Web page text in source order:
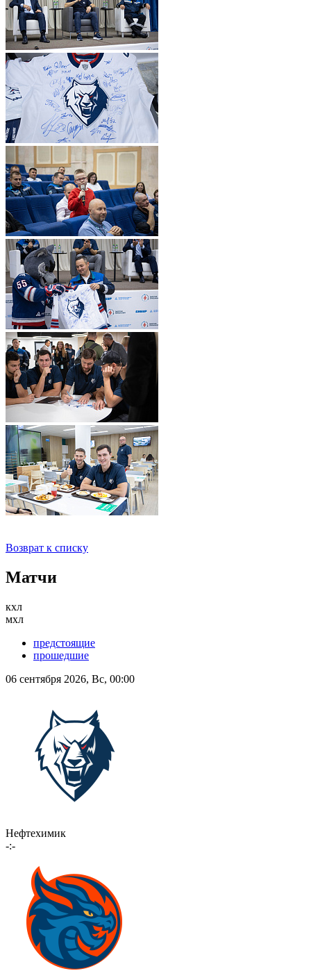
Возврат к списку
Матчи
кхл
мхл
предстоящие
прошедшие
06 сентября 2026, Вс, 00:00
Нефтехимик
-:-